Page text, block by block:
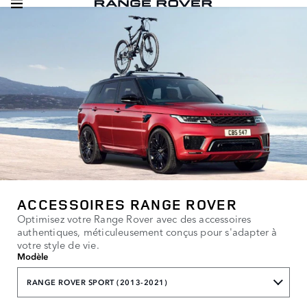
ACCESSOIRES RANGE ROVER
Optimisez votre Range Rover avec des accessoires
authentiques, méticuleusement conçus pour s'adapter à
votre style de vie.
Modèle
RANGE ROVER SPORT (2013-2021)